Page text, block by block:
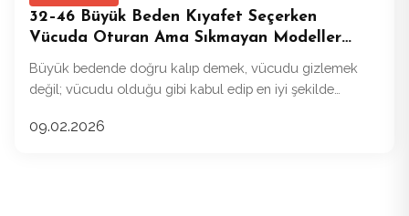
32–46 Büyük Beden Kıyafet Seçerken
Vücuda Oturan Ama Sıkmayan Modeller
Büyük bedende doğru kalıp demek, vücudu gizlemek
değil; vücudu olduğu gibi kabul edip en iyi şekilde
09.02.2026